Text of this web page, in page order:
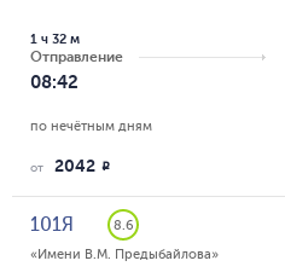
Отправление
08:42
1 ч 32 м
по нечётным дням
от 2042 R
101Я
8.6
«Имени В.М. Предыбайлова»